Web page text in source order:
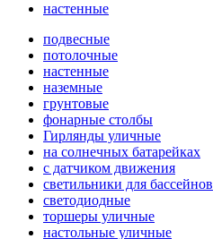
настенные
подвесные
потолочные
настенные
наземные
грунтовые
фонарные столбы
Гирлянды уличные
на солнечных батарейках
с датчиком движения
светильники для бассейнов
светодиодные
торшеры уличные
настольные уличные